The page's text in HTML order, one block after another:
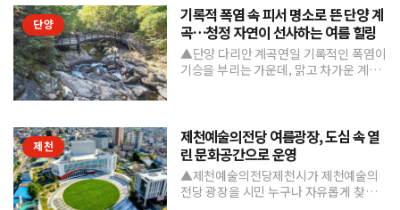
단양
기록적 폭염 속 피서 명소로 뜬 단양 계
곡…청정 자연이 선사하는 여름 힐링
▲단양 다리안 계곡연일 기록적인 폭염이
기승을 부리는 가운데, 맑고 차가운 계곡
제천
제천예술의전당 여름광장, 도심 속 열
린 문화공간으로 운영
▲제천예술의전당제천시가 제천예술의
전당 광장을 시민 누구나 자유롭게 찾고